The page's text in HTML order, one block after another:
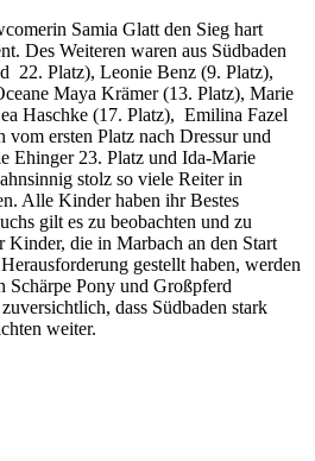
Samia Glatt den Sieg hart
Des Weiteren waren aus Südbaden
22. Platz), Leonie Benz (9. Platz),
Maya Krämer (13. Platz), Marie
Haschke (17. Platz), Emilina Fazel
ersten Platz nach Dressur und
Ehinger 23. Platz und Ida-Marie
stolz so viele Reiter in
Alle Kinder haben ihr Bestes
gilt es zu beobachten und zu
Kinder, die in Marbach an den Start
gestellt haben, werden
Schärpe Pony und Großpferd
dass Südbaden stark
weiter.